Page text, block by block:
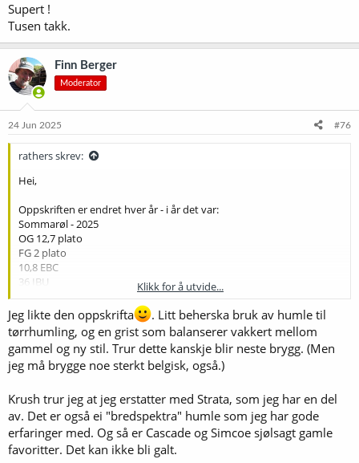
Pils : 88,5%
Caramel 50 Viking: 3,8%
Dark Munich 25 ebc 7,7%
Start of boil
Magnum bittering. Avhengig av alpha av aroma humler.
Whirlpool
Simcoe 0,75 g per L
Dry hop
Cascade 0,75 g per L
Simcoe 0,75 g per L
Mash at 47-65-72,5-78C
London gjær.
Kjøle til 18c gjære 20c Tørrhumle etter primary gjæring i åpen
gjæringskar. Tørrhumle for 4 dager før kjøling.
Supert !
Tusen takk.
Finn Berger
Moderator
24 Jun 2025 #76
rathers skrev:
Hei,
Oppskriften er endret hver år - i år det var:
Sommarøl - 2025
OG 12,7 plato
FG 2 plato
10,8 EBC
36 IBU
Pils : 88,5%
Caramel 50 Viking: 3,8%
Dark Munich 25 ebc 7,7%
Magnum bittering. Avhengig av alpha av aroma humler.
Whirlpool
Cascade 1,25g per L
Simcoe 0,75 g per L
Klikk for å utvide...
Jeg likte den oppskrifta
. Litt beherska bruk av humle til
tørrhumling, og en grist som balanserer vakkert mellom
gammel og ny stil. Trur dette kanskje blir neste brygg. (Men
jeg må brygge noe sterkt belgisk, også.)
Krush trur jeg at jeg erstatter med Strata, som jeg har en del
av. Det er også ei "bredspektra" humle som jeg har gode
erfaringer med. Og så er Cascade og Simcoe sjølsagt gamle
favoritter. Det kan ikke bli galt.